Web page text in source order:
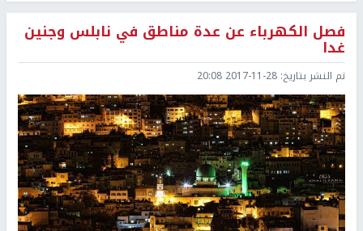
فصل الكهرباء عن عدة مناطق في نابلس وجنين
غدا
تم النشر بتاريخ: 2017-11-28 20:08